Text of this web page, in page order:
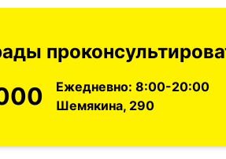
Ежедневно: 8:00-20:00
Шемякина, 290